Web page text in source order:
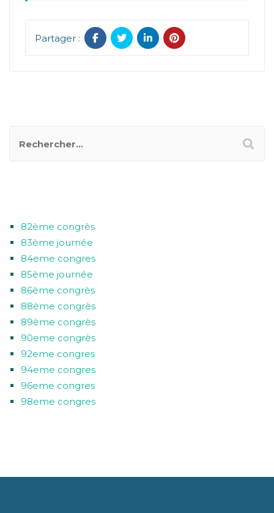
Partager :
82ème congrès
83ème journée
84eme congres
85ème journée
86ème congrès
88ème congrès
89ème congrès
90eme congrès
92eme congres
94eme congres
96eme congres
98eme congres